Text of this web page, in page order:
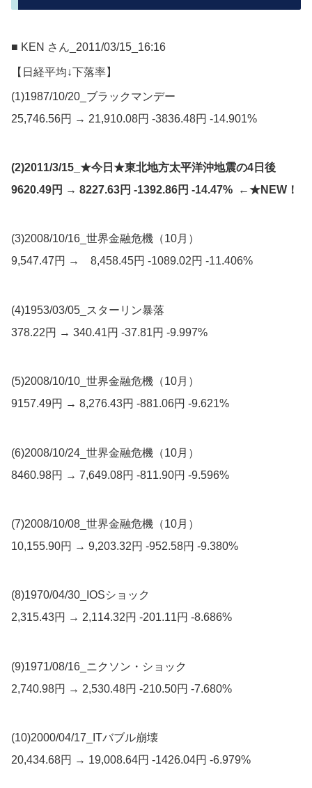
■ KEN さん_2011/03/15_16:16
【日経平均↓下落率】
(1)1987/10/20_ブラックマンデー
25,746.56円 → 21,910.08円 -3836.48円 -14.901%
(2)2011/3/15_★今日★東北地方太平洋沖地震の4日後
9620.49円 → 8227.63円 -1392.86円 -14.47% ←★NEW！
(3)2008/10/16_世界金融危機（10月）
9,547.47円 → 8,458.45円 -1089.02円 -11.406%
(4)1953/03/05_スターリン暴落
378.22円 → 340.41円 -37.81円 -9.997%
(5)2008/10/10_世界金融危機（10月）
9157.49円 → 8,276.43円 -881.06円 -9.621%
(6)2008/10/24_世界金融危機（10月）
8460.98円 → 7,649.08円 -811.90円 -9.596%
(7)2008/10/08_世界金融危機（10月）
10,155.90円 → 9,203.32円 -952.58円 -9.380%
(8)1970/04/30_IOSショック
2,315.43円 → 2,114.32円 -201.11円 -8.686%
(9)1971/08/16_ニクソン・ショック
2,740.98円 → 2,530.48円 -210.50円 -7.680%
(10)2000/04/17_ITバブル崩壊
20,434.68円 → 19,008.64円 -1426.04円 -6.979%